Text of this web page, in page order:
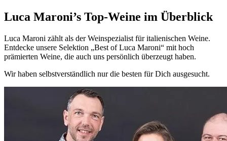
Luca Maroni’s Top-Weine im Überblick
Luca Maroni zählt als der Weinspezialist für italienischen Weine.
Entdecke unsere Selektion „Best of Luca Maroni“ mit hoch
prämierten Weine, die auch uns persönlich überzeugt haben.
Wir haben selbstverständlich nur die besten für Dich ausgesucht.